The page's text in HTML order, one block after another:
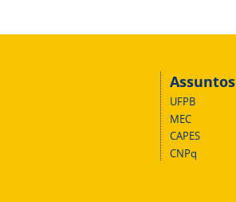
Assuntos
UFPB
MEC
CAPES
CNPq